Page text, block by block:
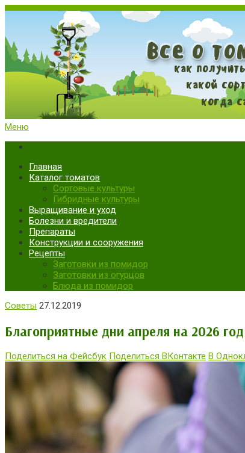
Меню
Главная
Каталог томатов
Сортовые культуры
Гибридные культуры
Выращивание и уход
Болезни и вредители
Препараты
Конструкции и сооружения
Рецепты
Заготовки из помидор
Заготовки из огурцов
Блюда из помидор
Советы 27.12.2019
Благоприятные дни апреля на 2026
Поделиться на Фейсбук Поделиться ВКонтакте В